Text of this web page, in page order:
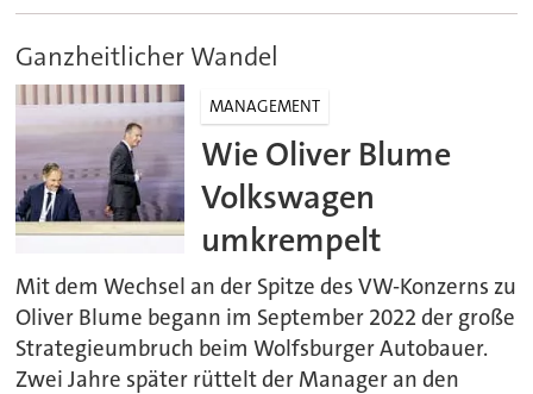
Ganzheitlicher Wandel
MANAGEMENT
Wie Oliver Blume
Volkswagen
umkrempelt
Mit dem Wechsel an der Spitze des VW-Konzerns zu
Oliver Blume begann im September 2022 der große
Strategieumbruch beim Wolfsburger Autobauer.
Zwei Jahre später rüttelt der Manager an den